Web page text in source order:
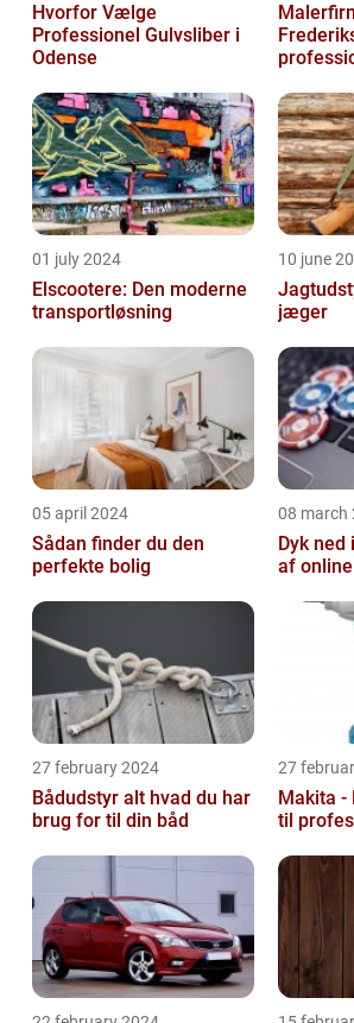
Hvorfor Vælge
Professionel Gulvsliber i
Odense
01 july 2024
Elscootere: Den moderne
transportløsning
10 june
jæger
05 april 2024
Sådan finder du den
perfekte bolig
08 march
Dyk ned
af
27 february 2024
Bådudstyr alt hvad du har
brug for til din båd
27
Makita
til